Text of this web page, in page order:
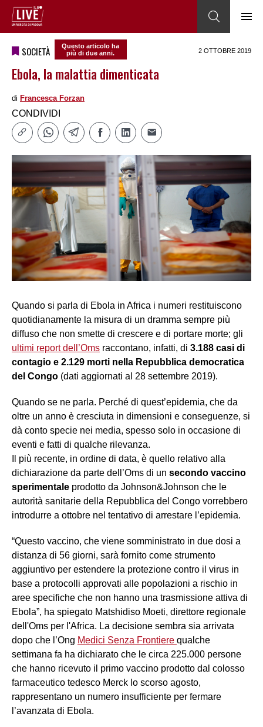
SOCIETÀ
Questo articolo ha
più di due anni.
2 OTTOBRE 2019
Ebola, la malattia dimenticata
di Francesca Forzan
CONDIVIDI
Quando si parla di Ebola in Africa i numeri restituiscono
quotidianamente la misura di un dramma sempre più
diffuso che non smette di crescere e di portare morte; gli
ultimi report dell’Oms raccontano, infatti, di 3.188 casi di
contagio e 2.129 morti nella Repubblica democratica
del Congo (dati aggiornati al 28 settembre 2019).
Quando se ne parla. Perché di quest’epidemia, che da
oltre un anno è cresciuta in dimensioni e conseguenze, si
dà conto specie nei media, spesso solo in occasione di
eventi e fatti di qualche rilevanza.
Il più recente, in ordine di data, è quello relativo alla
dichiarazione da parte dell’Oms di un secondo vaccino
sperimentale prodotto da Johnson&Johnson che le
autorità sanitarie della Repubblica del Congo vorrebbero
introdurre a ottobre nel tentativo di arrestare l’epidemia.
“Questo vaccino, che viene somministrato in due dosi a
distanza di 56 giorni, sarà fornito come strumento
aggiuntivo per estendere la protezione contro il virus in
base a protocolli approvati alle popolazioni a rischio in
aree specifiche che non hanno una trasmissione attiva di
Ebola”, ha spiegato Matshidiso Moeti, direttore regionale
dell'Oms per l'Africa. La decisione sembra sia arrivata
dopo che l’Ong Medici Senza Frontiere qualche
settimana fa ha dichiarato che le circa 225.000 persone
che hanno ricevuto il primo vaccino prodotto dal colosso
farmaceutico tedesco Merck lo scorso agosto,
rappresentano un numero insufficiente per fermare
l’avanzata di Ebola.